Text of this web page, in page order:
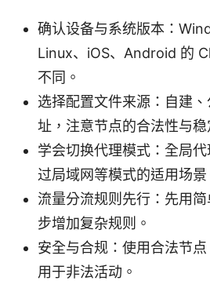
确认设备与系统版本：
Linux、iOS、Android 的
不同。
选择配置文件来源：自建
址，注意节点的合法性与稳
学会切换代理模式：全局
过局域网等模式的适用场景
流量分流规则先行：先用
步增加复杂规则。
安全与合规：使用合法节
用于非法活动。